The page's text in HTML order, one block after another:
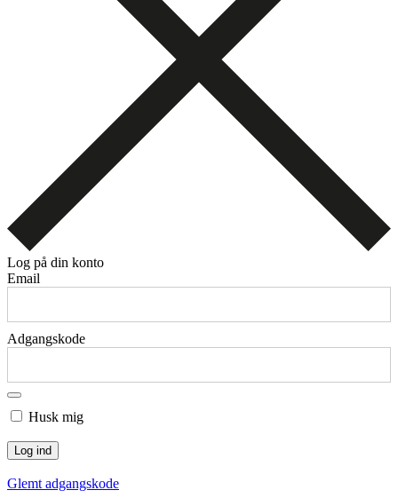
Log på din konto
Email
Adgangskode
Husk mig
Glemt adgangskode